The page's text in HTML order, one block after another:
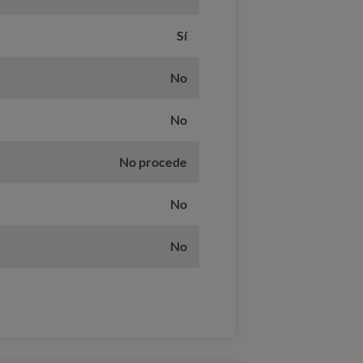
Sí
No
No
No procede
No
No